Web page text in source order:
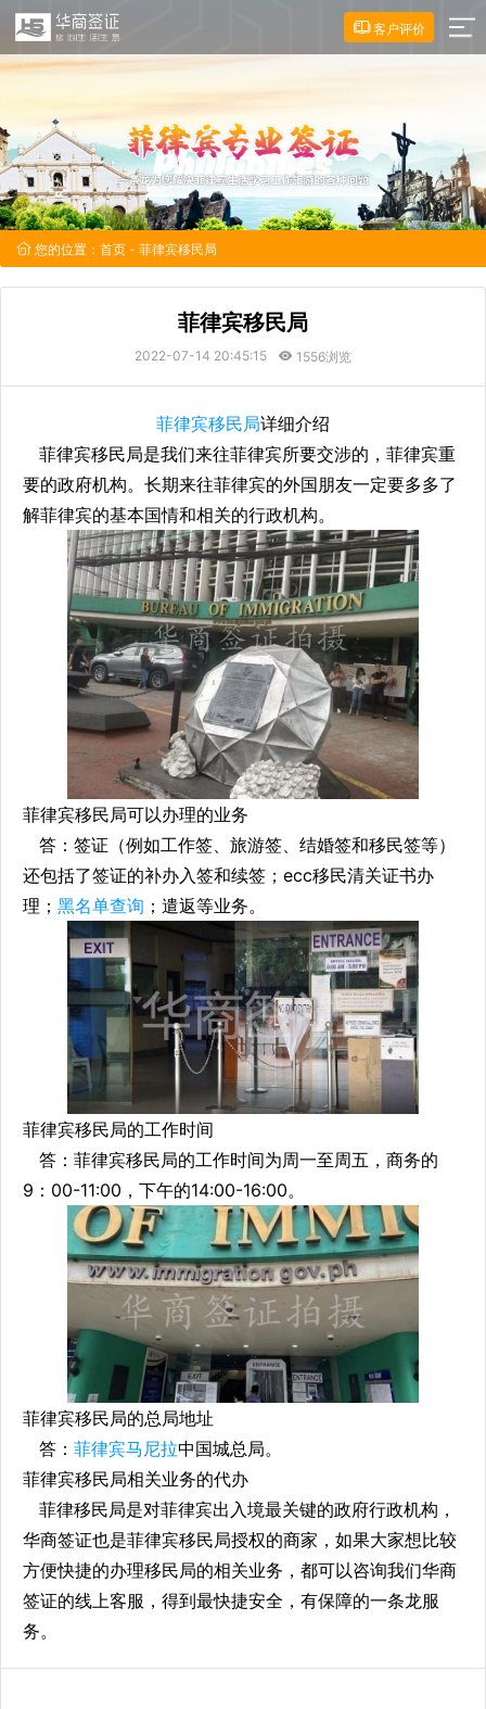
客户评价
您的位置： 首页 - 菲律宾移民局
菲律宾移民局
2022-07-14 20:45:15 1556浏览
菲律宾移民局详细介绍
菲律宾移民局是我们来往菲律宾所要交涉的，菲律宾重
要的政府机构。长期来往菲律宾的外国朋友一定要多多了
解菲律宾的基本国情和相关的行政机构。
菲律宾移民局可以办理的业务
答：签证（例如工作签、旅游签、结婚签和移民签等）
还包括了签证的补办入签和续签；ecc移民清关证书办
理； 黑名单查询 ；遣返等业务。
菲律宾移民局的工作时间
答：菲律宾移民局的工作时间为周一至周五，商务的
9：00-11:00，下午的14:00-16:00。
菲律宾移民局的总局地址
答： 菲律宾马尼拉中国城总局。
菲律宾移民局相关业务的代办
菲律移民局是对菲律宾出入境最关键的政府行政机构，
华商签证也是菲律宾移民局授权的商家，如果大家想比较
方便快捷的办理移民局的相关业务，都可以咨询我们华商
签证的线上客服，得到最快捷安全，有保障的一条龙服
务。